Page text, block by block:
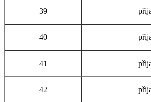
39
40
41
42